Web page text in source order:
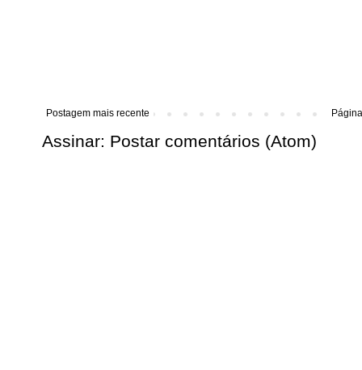
Postagem mais recente
Assinar: Postar comentários (Atom)